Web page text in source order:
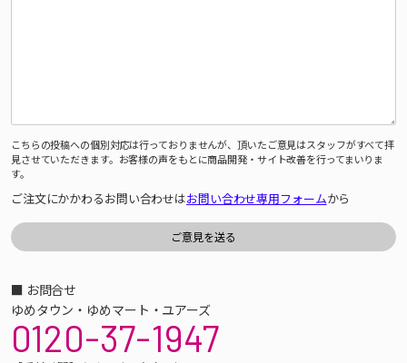
こちらの投稿への個別対応は行っておりませんが、頂いたご意見はスタッフがすべて拝
見させていただきます。お客様の声をもとに商品開発・サイト改善を行ってまいりま
す。
ご注文にかかわるお問い合わせはお問い合わせ専用フォームから
■ お問合せ
ゆめタウン・ゆめマート・ユアーズ
0120-37-1947